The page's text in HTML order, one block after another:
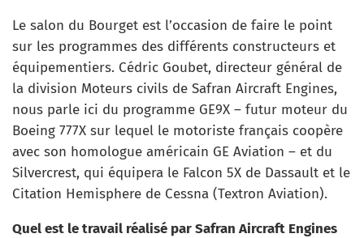
Le salon du Bourget est l’occasion de faire le point
sur les programmes des différents constructeurs et
équipementiers. Cédric Goubet, directeur général de
la division Moteurs civils de ‎Safran Aircraft Engines,
nous parle ici du programme GE9X – futur moteur du
Boeing 777X sur lequel le motoriste français coopère
avec son homologue américain GE Aviation – et du
Silvercrest, qui équipera le Falcon 5X de Dassault et le
Citation Hemisphere de Cessna (Textron Aviation).
Quel est le travail réalisé par Safran Aircraft Engines